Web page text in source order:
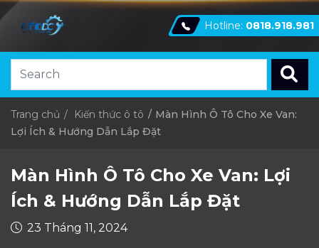
Hotline: 0818.918.981
Trang chủ Kiến thức ô tô
Màn Hình Ô Tô Cho Xe Van:
Lợi Ích & Hướng Dẫn Lắp Đặt
Màn Hình Ô Tô Cho Xe Van: Lợi
Ích & Hướng Dẫn Lắp Đặt
23 Tháng 11, 2024